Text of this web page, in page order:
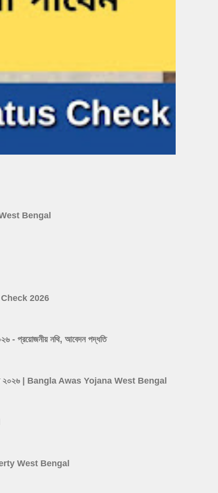
West Bengal
Check 2026
প্রয়োজনীয় নথি, আবেদন পদ্ধতি
২০২৬ | Bangla Awas Yojana West Bengal
West Bengal